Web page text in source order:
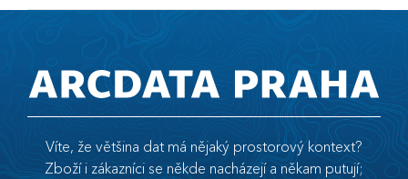
Víte, že většina dat má nějaký prostorový kontext?
Zboží i zákazníci se někde nacházejí a někam putují;